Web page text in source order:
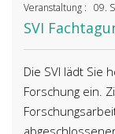
Veranstaltung : 09.
SVI
Die SVI lädt Sie
Forschung ein.